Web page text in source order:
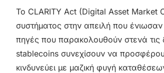
Το CLARITY Act (Digital Asset Market
συστήματος στην απειλή που
πηγές που παρακολουθούν στενά τις
stablecoins συνεχίσουν να
κινδυνεύει με μαζική φυγή